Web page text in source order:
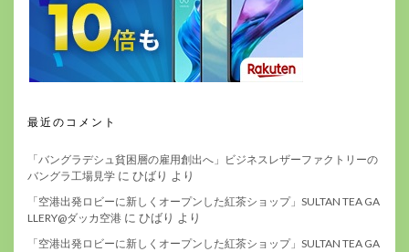
最近のコメント
「バングラデシュ貧困層の雇用創出へ」ビジネスレザーファクトリーの
バングラ工場見学 に ひばり より
「空港出発ロビーに新しくオープンした紅茶ショップ」SULTAN TEA GA
LLERY@ダッカ空港 に ひばり より
「空港出発ロビーに新しくオープンした紅茶ショップ」SULTAN TEA GA